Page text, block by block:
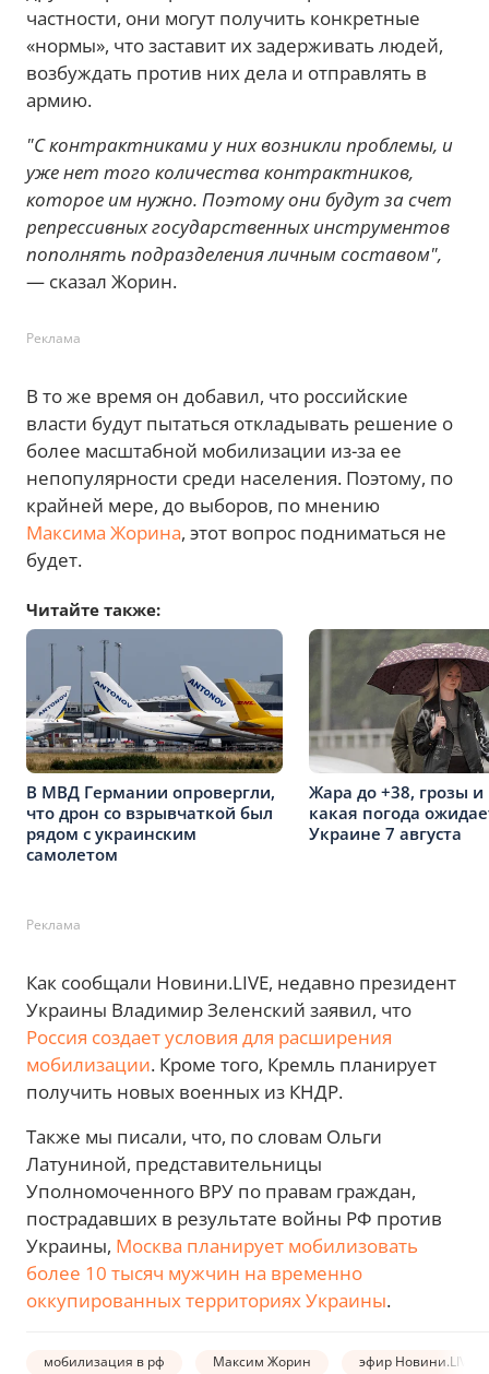
частности, они могут получить конкретные
«нормы», что заставит их задерживать людей,
возбуждать против них дела и отправлять в
армию.
"С контрактниками у них возникли проблемы, и
уже нет того количества контрактников,
которое им нужно. Поэтому они будут за счет
репрессивных государственных инструментов
пополнять подразделения личным составом",
— сказал Жорин.
Реклама
В то же время он добавил, что российские
власти будут пытаться откладывать решение о
более масштабной мобилизации из-за ее
непопулярности среди населения. Поэтому, по
крайней мере, до выборов, по мнению
Максима Жорина, этот вопрос подниматься не
будет.
Читайте также:
В МВД Германии опровергли,
что дрон со взрывчаткой был
рядом с украинским
самолетом
Жара до +38, грозы и
какая погода
Украине 7 августа
Реклама
Как сообщали Новини.LIVE, недавно президент
Украины Владимир Зеленский заявил, что
Россия создает условия для расширения
мобилизации. Кроме того, Кремль планирует
получить новых военных из КНДР.
Также мы писали, что, по словам Ольги
Латуниной, представительницы
Уполномоченного ВРУ по правам граждан,
пострадавших в результате войны РФ против
Украины, Москва планирует мобилизовать
более 10 тысяч мужчин на временно
оккупированных территориях Украины.
мобилизация в рф Максим Жорин эфир Новини.LIVE